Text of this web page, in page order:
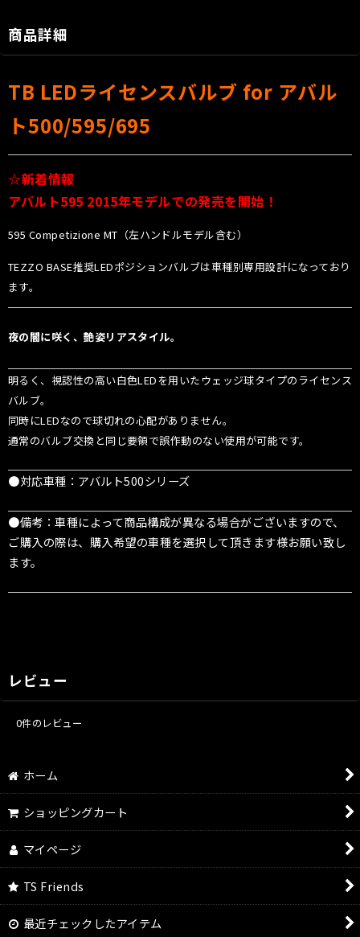
商品詳細
TB LEDライセンスバルブ for アバル
ト500/595/695
☆新着情報
アバルト595 2015年モデルでの発売を開始！
595 Competizione MT（左ハンドルモデル含む）
TEZZO BASE推奨LEDポジションバルブは車種別専用設計になっており
ます。
夜の闇に咲く、艶姿リアスタイル。
明るく、視認性の高い白色LEDを用いたウェッジ球タイプのライセンス
バルブ。
同時にLEDなので球切れの心配がありません。
通常のバルブ交換と同じ要領で誤作動のない使用が可能です。
●対応車種：アバルト500シリーズ
●備考：車種によって商品構成が異なる場合がございますので、
ご購入の際は、購入希望の車種を選択して頂きます様お願い致し
ます。
レビュー
0件のレビュー
ホーム
ショッピングカート
マイページ
TS Friends
最近チェックしたアイテム